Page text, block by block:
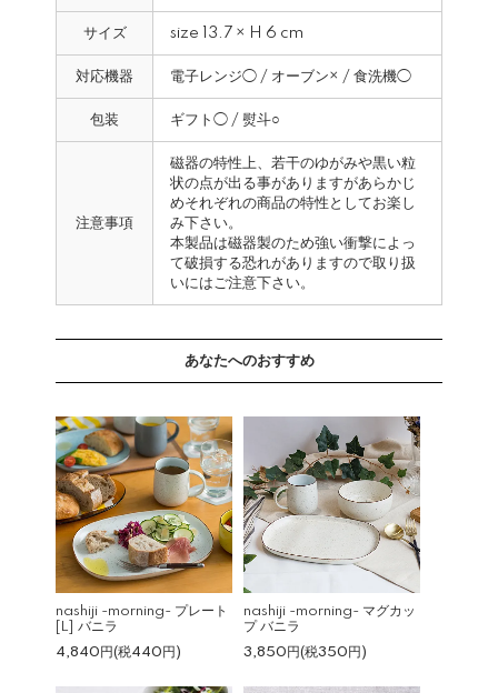
サイズ size 13.7 × H 6 cm
対応機器 電子レンジ◯ / オーブン× / 食洗機◯
包装 ギフト◯ / 熨斗○
注意事項
磁器の特性上、若干のゆがみや黒い粒
状の点が出る事がありますがあらかじ
めそれぞれの商品の特性としてお楽し
み下さい。
本製品は磁器製のため強い衝撃によっ
て破損する恐れがありますので取り扱
いにはご注意下さい。
あなたへのおすすめ
nashiji -morning- プレート
[L] バニラ
4,840円(税440円)
nashiji -morning- マグカッ
プ バニラ
3,850円(税350円)